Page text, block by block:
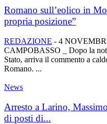
Romano sull’eolico in
propria posizione”
REDAZIONE - 4
CAMPOBASSO _ Dopo la
Stato, arriva il commento a
Romano. ...
News
Arresto a Larino,
di posti di...